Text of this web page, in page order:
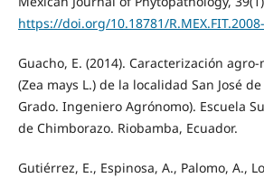
https://doi.org/10.18781/
Guacho, E. (2014). Caracterización
(Zea mays L.) de la localidad San José
Grado. Ingeniero Agrónomo). Escuela
de Chimborazo. Riobamba, Ecuador.
Gutiérrez, E., Espinosa, A., Palomo, A.,